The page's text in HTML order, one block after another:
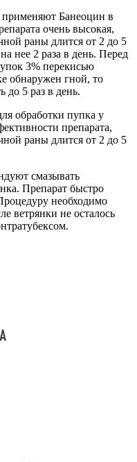
применяют Банеоцин в
очень высокая,
раны длится от 2 до 5
нее 2 раза в день. Перед
3% перекисью
обнаружен гной, то
до 5 раз в день.
смазывать
Препарат быстро
необходимо
ветрянки не осталось